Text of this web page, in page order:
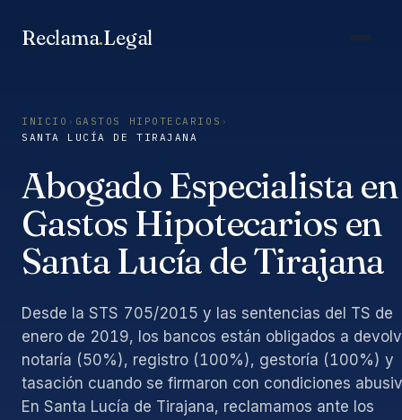
Reclama.Legal
INICIO › GASTOS HIPOTECARIOS ›
SANTA LUCÍA DE TIRAJANA
Abogado Especialista en
Gastos Hipotecarios en
Santa Lucía de Tirajana
Desde la STS 705/2015 y las sentencias del TS de
enero de 2019, los bancos están obligados a
notaría (50%), registro (100%), gestoría (100%) y
tasación cuando se firmaron con condiciones
En Santa Lucía de Tirajana, reclamamos ante los